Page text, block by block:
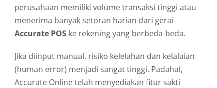
perusahaan memiliki volume transaksi tinggi atau
menerima banyak setoran harian dari gerai
Accurate POS ke rekening yang berbeda-beda.
Jika diinput manual, risiko kelelahan dan kelalaian
(human error) menjadi sangat tinggi. Padahal,
Accurate Online telah menyediakan fitur sakti